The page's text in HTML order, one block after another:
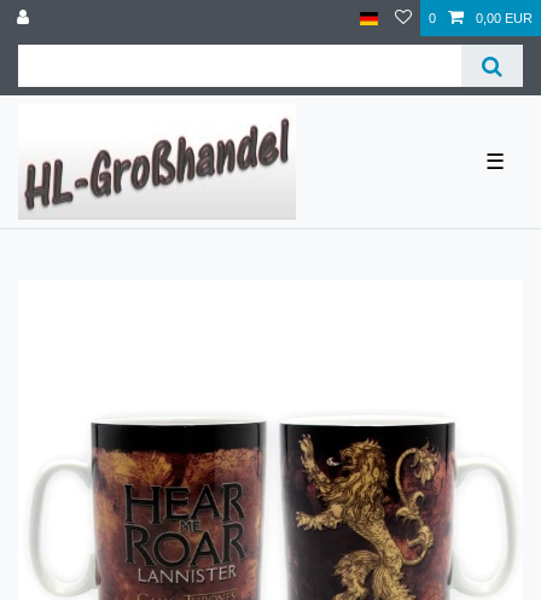
0 0,00 EUR
☰